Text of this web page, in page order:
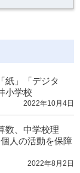
紙」「デジタ
小学校
2022年10月4日
数、中学校理
人の活動を保障
2022年8月2日